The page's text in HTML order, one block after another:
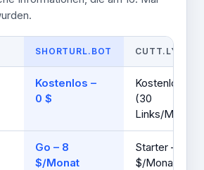
SHORTURL.BOT CUTT.LY
Kostenlos –
0 $
Kostenlos – 0
(30
Links/Monat)
Go – 8
$/Monat
Starter – 12
$/Monat